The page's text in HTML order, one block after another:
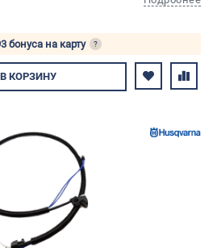
бонуса на карту ?
В КОРЗИНУ